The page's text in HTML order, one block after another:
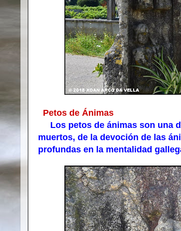
Petos de Ánimas
Los petos de ánimas son una
muertos, de la devoción de las
profundas en la mentalidad